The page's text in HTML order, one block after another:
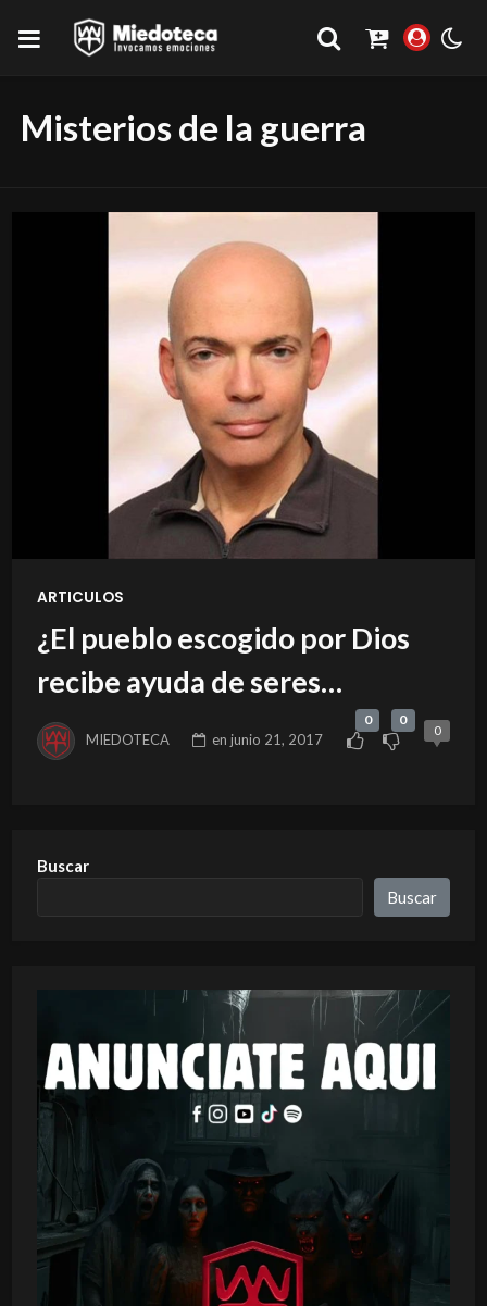
Misterios de la guerra
ARTICULOS
¿El pueblo escogido por Dios
recibe ayuda de seres
espirituales?
MIEDOTECA enjunio 21, 2017
0 0
0
Buscar
Buscar